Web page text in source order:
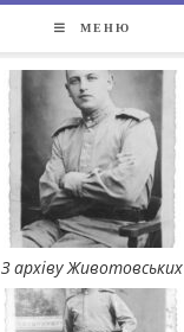
МЕНЮ
З архіву Животовських